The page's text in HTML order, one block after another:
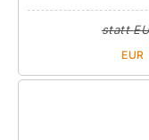
statt
EUR